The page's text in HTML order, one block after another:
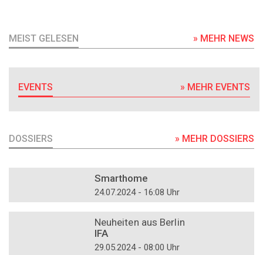
MEIST GELESEN » MEHR NEWS
EVENTS » MEHR EVENTS
DOSSIERS » MEHR DOSSIERS
Smarthome
24.07.2024 - 16:08 Uhr
Neuheiten aus Berlin
IFA
29.05.2024 - 08:00 Uhr